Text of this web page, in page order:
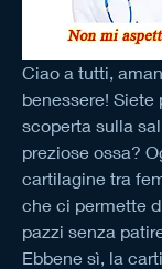
Ciao a tutti,
benessere! Siete
scoperta sulla
preziose ossa?
cartilagine tra
che ci permette
pazzi senza
Ebbene sì, la